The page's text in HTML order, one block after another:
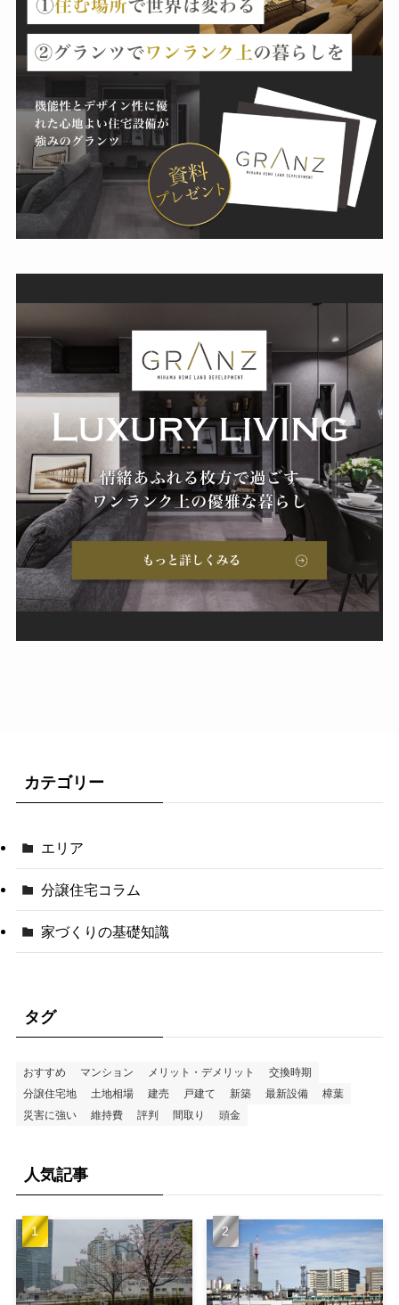
カテゴリー
エリア
分譲住宅コラム
家づくりの基礎知識
タグ
おすすめ マンション メリット・デメリット
交換時期
分譲住宅地
土地相場 建売 戸建て 新築 最新設備
樟葉
災害に強い
維持費 評判 間取り 頭金
人気記事